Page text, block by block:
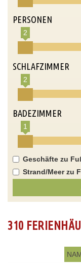
PERSONEN
2
SCHLAFZIMMER
2
BADEZIMMER
1
Geschäfte zu
Strand/Meer zu
310